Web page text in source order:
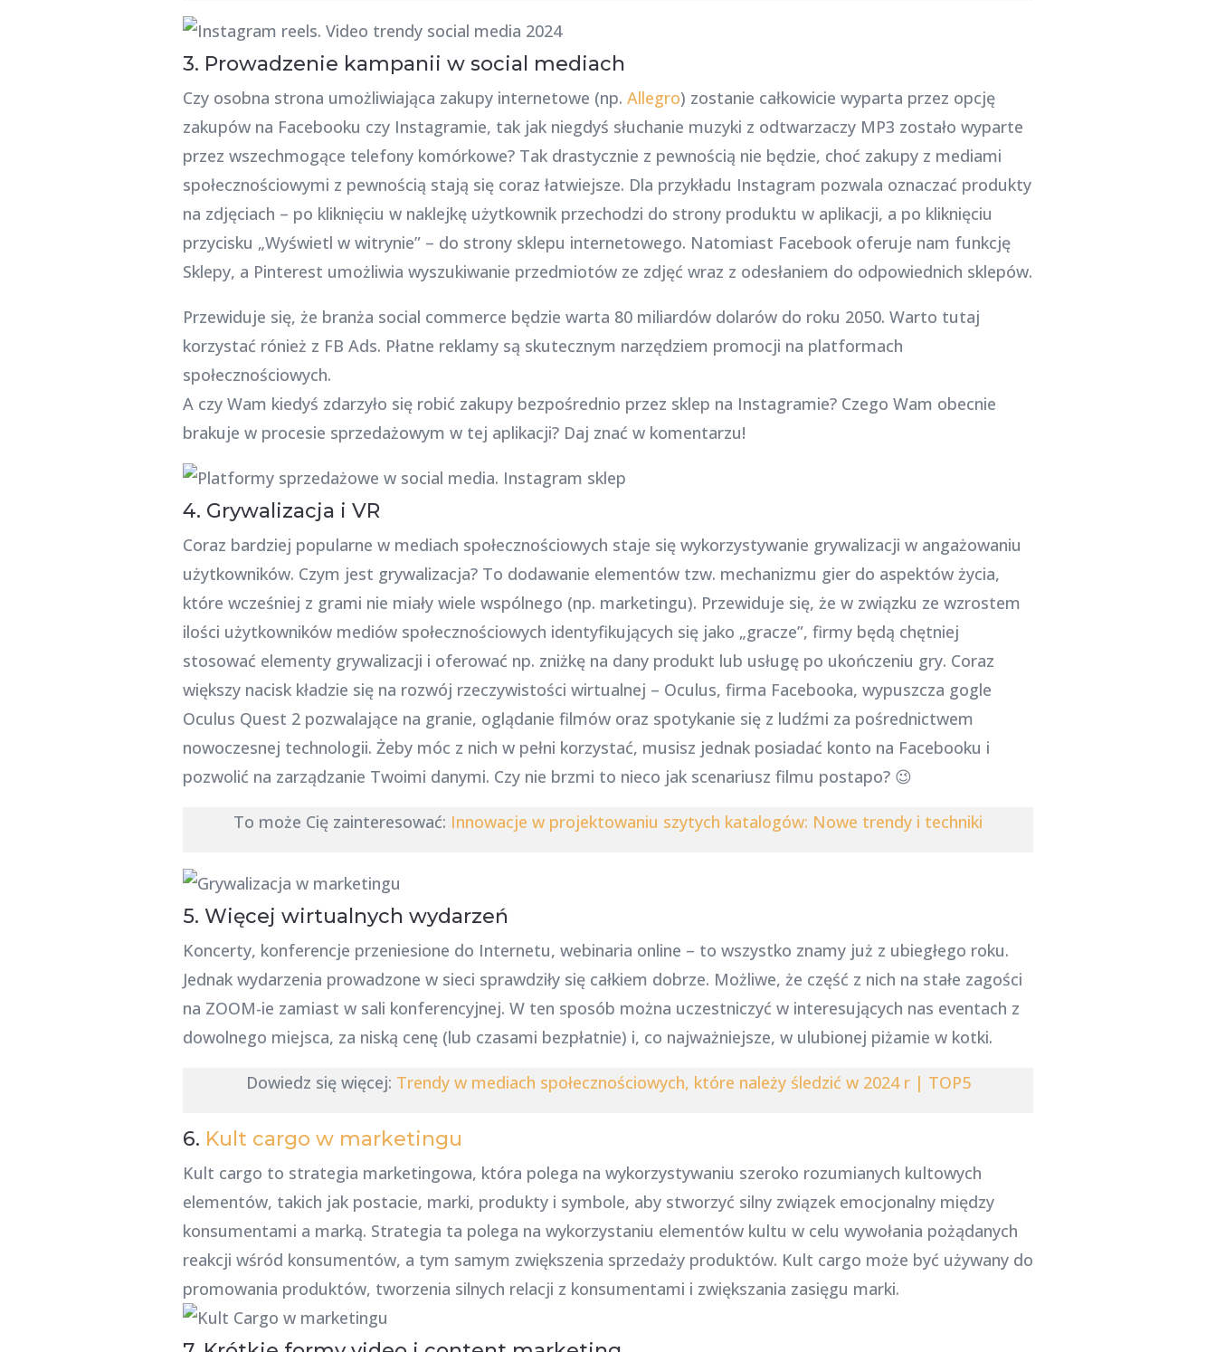
3. Prowadzenie kampanii w social mediach
Czy osobna strona umożliwiająca zakupy internetowe (np. Allegro) zostanie całkowicie wyparta przez opcję
zakupów na Facebooku czy Instagramie, tak jak niegdyś słuchanie muzyki z odtwarzaczy MP3 zostało wyparte
przez wszechmogące telefony komórkowe? Tak drastycznie z pewnością nie będzie, choć zakupy z mediami
społecznościowymi z pewnością stają się coraz łatwiejsze. Dla przykładu Instagram pozwala oznaczać produkty
na zdjęciach – po kliknięciu w naklejkę użytkownik przechodzi do strony produktu w aplikacji, a po kliknięciu
przycisku „Wyświetl w witrynie” – do strony sklepu internetowego. Natomiast Facebook oferuje nam funkcję
Sklepy, a Pinterest umożliwia wyszukiwanie przedmiotów ze zdjęć wraz z odesłaniem do odpowiednich sklepów.
Przewiduje się, że branża social commerce będzie warta 80 miliardów dolarów do roku 2050. Warto tutaj
korzystać rónież z FB Ads. Płatne reklamy są skutecznym narzędziem promocji na platformach
społecznościowych.
A czy Wam kiedyś zdarzyło się robić zakupy bezpośrednio przez sklep na Instagramie? Czego Wam obecnie
brakuje w procesie sprzedażowym w tej aplikacji? Daj znać w komentarzu!
4. Grywalizacja i VR
Coraz bardziej popularne w mediach społecznościowych staje się wykorzystywanie grywalizacji w angażowaniu
użytkowników. Czym jest grywalizacja? To dodawanie elementów tzw. mechanizmu gier do aspektów życia,
które wcześniej z grami nie miały wiele wspólnego (np. marketingu). Przewiduje się, że w związku ze wzrostem
ilości użytkowników mediów społecznościowych identyfikujących się jako „gracze”, firmy będą chętniej
stosować elementy grywalizacji i oferować np. zniżkę na dany produkt lub usługę po ukończeniu gry. Coraz
większy nacisk kładzie się na rozwój rzeczywistości wirtualnej – Oculus, firma Facebooka, wypuszcza gogle
Oculus Quest 2 pozwalające na granie, oglądanie filmów oraz spotykanie się z ludźmi za pośrednictwem
nowoczesnej technologii. Żeby móc z nich w pełni korzystać, musisz jednak posiadać konto na Facebooku i
pozwolić na zarządzanie Twoimi danymi. Czy nie brzmi to nieco jak scenariusz filmu postapo? 😉
To może Cię zainteresować: Innowacje w projektowaniu szytych katalogów: Nowe trendy i techniki
5. Więcej wirtualnych wydarzeń
Koncerty, konferencje przeniesione do Internetu, webinaria online – to wszystko znamy już z ubiegłego roku.
Jednak wydarzenia prowadzone w sieci sprawdziły się całkiem dobrze. Możliwe, że część z nich na stałe zagości
na ZOOM-ie zamiast w sali konferencyjnej. W ten sposób można uczestniczyć w interesujących nas eventach z
dowolnego miejsca, za niską cenę (lub czasami bezpłatnie) i, co najważniejsze, w ulubionej piżamie w kotki.
Dowiedz się więcej: Trendy w mediach społecznościowych, które należy śledzić w 2024 r | TOP5
6. Kult cargo w marketingu
Kult cargo to strategia marketingowa, która polega na wykorzystywaniu szeroko rozumianych kultowych
elementów, takich jak postacie, marki, produkty i symbole, aby stworzyć silny związek emocjonalny między
konsumentami a marką. Strategia ta polega na wykorzystaniu elementów kultu w celu wywołania pożądanych
reakcji wśród konsumentów, a tym samym zwiększenia sprzedaży produktów. Kult cargo może być używany do
promowania produktów, tworzenia silnych relacji z konsumentami i zwiększania zasięgu marki.